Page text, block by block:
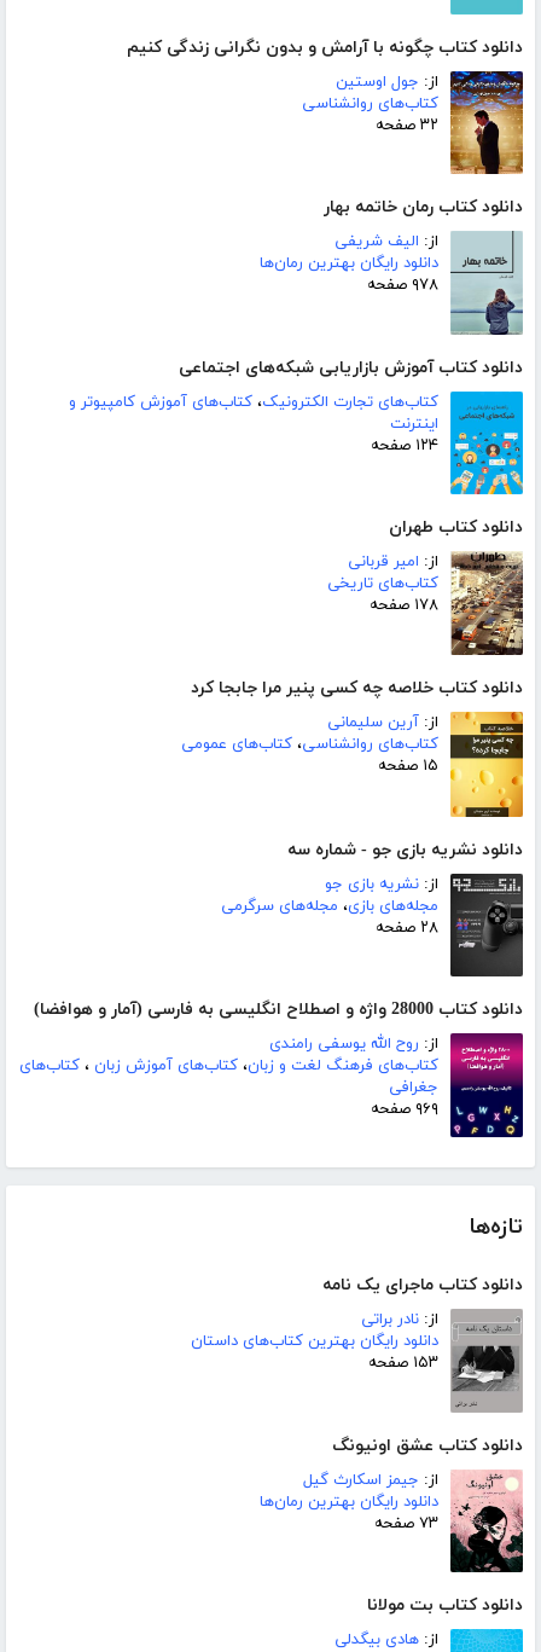
دانلود کتاب چگونه با آرامش و بدون نگرانی زندگی کنیم
از: جول اوستین
کتاب‌های روانشناسی
۳۲ صفحه
دانلود کتاب رمان خاتمه بهار
از: الیف شریفی
دانلود رایگان بهترین رمان‌ها
۹۷۸ صفحه
دانلود کتاب آموزش بازاریابی شبکه‌های اجتماعی
کتاب‌های تجارت الکترونیک، کتاب‌های آموزش کامپیوتر و
اینترنت
۱۲۴ صفحه
دانلود کتاب طهران
از: امیر قربانی
کتاب‌های تاریخی
۱۷۸ صفحه
دانلود کتاب خلاصه چه کسی پنیر مرا جابجا کرد
از: آرین سلیمانی
کتاب‌های روانشناسی، کتاب‌های عمومی
۱۵ صفحه
دانلود نشریه بازی جو - شماره سه
از: نشریه بازی جو
مجله‌های بازی، مجله‌های سرگرمی
۲۸ صفحه
دانلود کتاب 28000 واژه و اصطلاح انگلیسی به فارسی (آمار و هوافضا)
از: روح الله یوسفی رامندی
کتاب‌های فرهنگ لغت و زبان، کتاب‌های آموزش زبان ، کتاب‌های
جغرافی
۹۶۹ صفحه
تازه‌ها
دانلود کتاب ماجرای یک نامه
از: نادر براتی
دانلود رایگان بهترین کتاب‌های داستان
۱۵۳ صفحه
دانلود کتاب عشق اونیونگ
از: جیمز اسکارث گیل
دانلود رایگان بهترین رمان‌ها
۷۳ صفحه
دانلود کتاب بت مولانا
از: هادی بیگدلی